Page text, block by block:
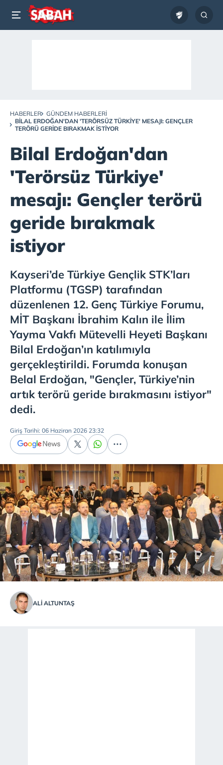
HABERLER
GÜNDEM HABERLERI
BILAL ERDOĞAN'DAN 'TERÖRSÜZ TÜRKIYE' MESAJI: GENÇLER
TERÖRÜ GERIDE BIRAKMAK ISTIYOR
Bilal Erdoğan'dan
'Terörsüz Türkiye'
mesajı: Gençler terörü
geride bırakmak
istiyor
Kayseri’de Türkiye Gençlik STK’ları
Platformu (TGSP) tarafından
düzenlenen 12. Genç Türkiye Forumu,
MİT Başkanı İbrahim Kalın ile İlim
Yayma Vakfı Mütevelli Heyeti Başkanı
Bilal Erdoğan’ın katılımıyla
gerçekleştirildi. Forumda konuşan
Belal Erdoğan, "Gençler, Türkiye’nin
artık terörü geride bırakmasını istiyor"
dedi.
Giriş Tarihi: 06 Haziran 2026 23:32
ALI ALTUNTAŞ